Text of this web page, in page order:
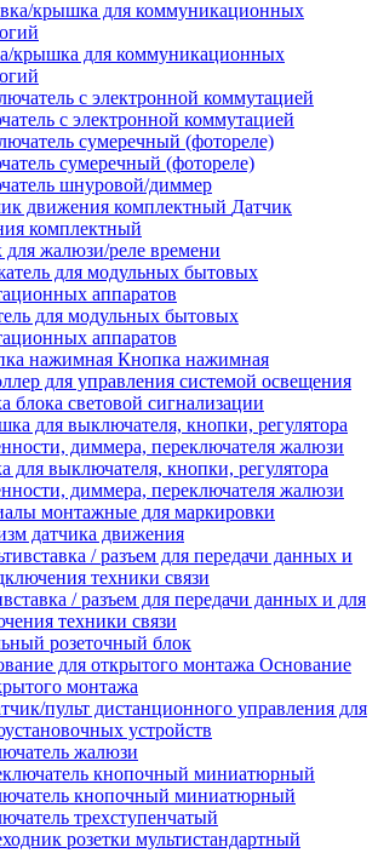
крышка для коммуникационных
с электронной коммутацией
сумеречный (фотореле)
шнуровой/диммер
Датчик
комплектный
для жалюзи/реле времени
для модульных бытовых
аппаратов
Кнопка нажимная
для управления системой освещения
блока световой сигнализации
для выключателя, кнопки, регулятора
диммера, переключателя жалюзи
монтажные для маркировки
датчика движения
/ разъем для передачи данных и для
техники связи
розеточный блок
Основание
монтажа
пульт дистанционного управления для
устройств
жалюзи
кнопочный миниатюрный
трехступенчатый